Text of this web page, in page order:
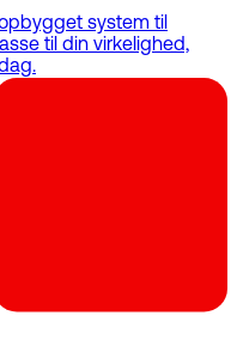
system til
til din virkelighed,